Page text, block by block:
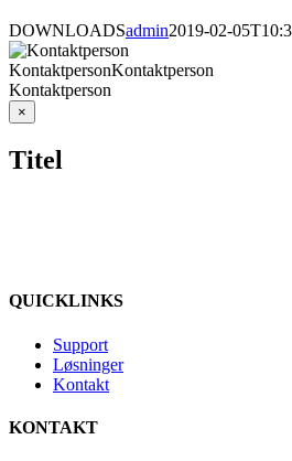
DOWNLOADSadmin2019-02-
KontaktpersonKontaktperson
Kontaktperson
Close
product
view
×
Titel
QUICKLINKS
Support
Løsninger
Kontakt
KONTAKT